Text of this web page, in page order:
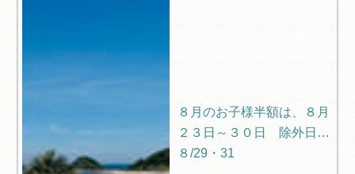
８月のお子様半額は、８月
２３日～３０日 除外日
８/29・31